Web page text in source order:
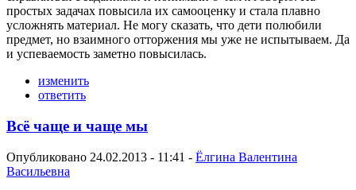
простых задачах повысила их самооценку и стала плавно
усложнять материал. Не могу сказать, что дети полюбили
предмет, но взаимного отторжения мы уже не испытываем. Да
и успеваемость заметно повысилась.
изменить
ответить
Всё чаще и чаще мы
Опубликовано 24.02.2013 - 11:41 - Ёлгина Валентина
Васильевна